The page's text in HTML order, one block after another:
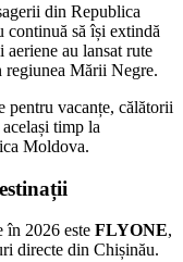
din Republica
să își extindă
au lansat rute
regiunea Mării Negre.
vacanțe, călătorii
timp la
Moldova.
în 2026 este FLYONE,
directe din Chișinău.